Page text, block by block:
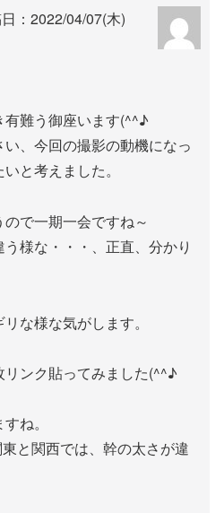
：2022/04/07(木)
有難う御座います(^^♪
、今回の撮影の動機になっ
と考えました。
で一期一会ですね～
様な・・・、正直、分かり
な様な気がします。
リンク貼ってみました(^^♪
ね。
と関西では、幹の太さが違